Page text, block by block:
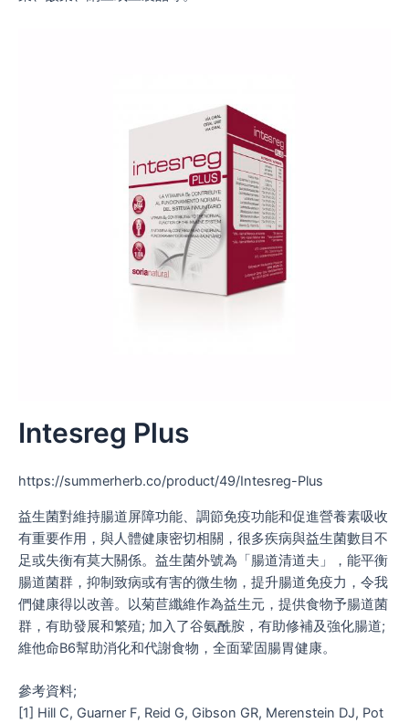
Intesreg Plus
https://summerherb.co/product/49/Intesreg-Plus
益生菌對維持腸道屏障功能、調節免疫功能和促進營養素吸收
有重要作用，與人體健康密切相關，很多疾病與益生菌數目不
足或失衡有莫大關係。益生菌外號為「腸道清道夫」，能平衡
腸道菌群，抑制致病或有害的微生物，提升腸道免疫力，令我
們健康得以改善。以菊苣纖維作為益生元，提供食物予腸道菌
群，有助發展和繁殖; 加入了谷氨酰胺，有助修補及強化腸道;
維他命B6幫助消化和代謝食物，全面鞏固腸胃健康。
參考資料;
[1] Hill C, Guarner F, Reid G, Gibson GR, Merenstein DJ, Pot